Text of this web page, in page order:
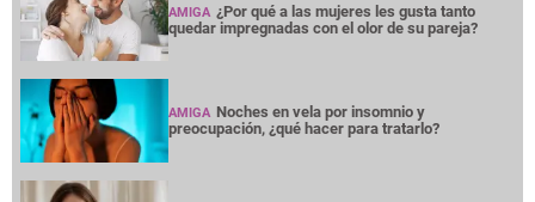
AMIGA ¿Por qué a las mujeres les gusta tanto
quedar impregnadas con el olor de su pareja?
AMIGA Noches en vela por insomnio y
preocupación, ¿qué hacer para tratarlo?